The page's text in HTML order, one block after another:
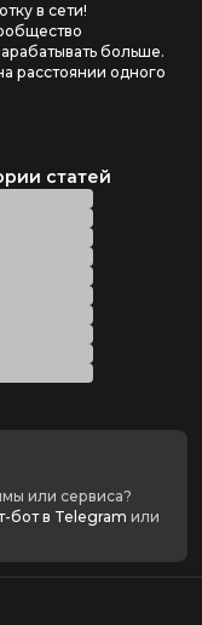
в сети!
больше.
расстоянии одного
статей
или сервиса?
бот в Telegram или